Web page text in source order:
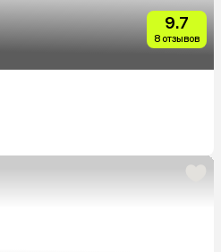
9.7
8 отзывов